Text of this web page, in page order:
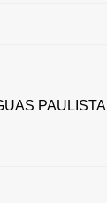
PAULISTA